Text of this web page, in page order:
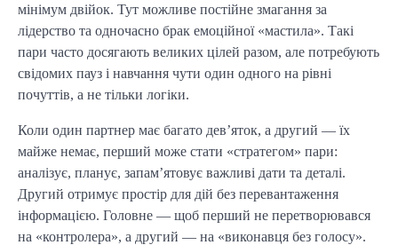
мінімум двійок. Тут можливе постійне змагання за
лідерство та одночасно брак емоційної «мастила». Такі
пари часто досягають великих цілей разом, але потребують
свідомих пауз і навчання чути один одного на рівні
почуттів, а не тільки логіки.
Коли один партнер має багато дев’яток, а другий — їх
майже немає, перший може стати «стратегом» пари:
аналізує, планує, запам’ятовує важливі дати та деталі.
Другий отримує простір для дій без перевантаження
інформацією. Головне — щоб перший не перетворювався
на «контролера», а другий — на «виконавця без голосу».